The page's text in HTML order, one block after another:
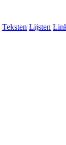
Teksten Lijsten